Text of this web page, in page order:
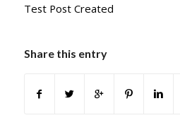
Test Post Created
Share this entry